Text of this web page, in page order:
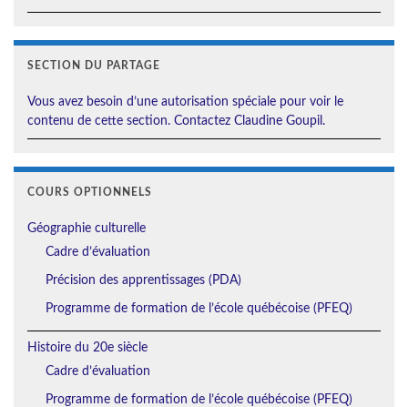
SECTION DU PARTAGE
Vous avez besoin d’une autorisation spéciale pour voir le
contenu de cette section. Contactez Claudine Goupil.
COURS OPTIONNELS
Géographie culturelle
Cadre d’évaluation
Précision des apprentissages (PDA)
Programme de formation de l’école québécoise (PFEQ)
Histoire du 20e siècle
Cadre d’évaluation
Programme de formation de l’école québécoise (PFEQ)